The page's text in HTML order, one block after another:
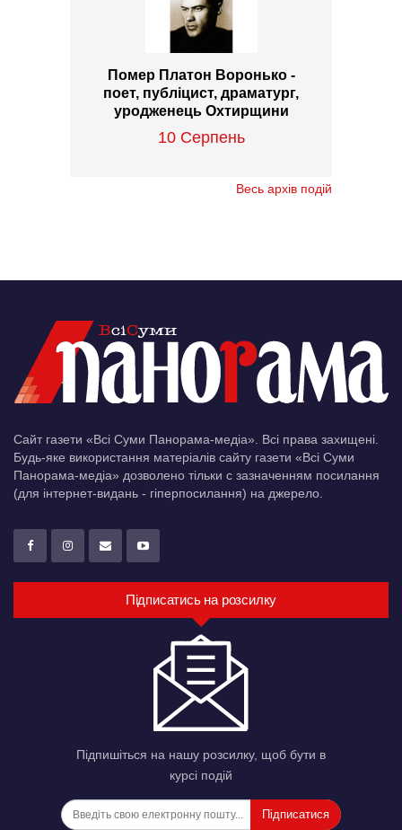
Помер Платон Воронько -
поет, публіцист, драматург,
уродженець Охтирщини
10 Серпень
Весь архів подій
Сайт газети «Всі Суми Панорама-медіа». Всі права захищені.
Будь-яке використання матеріалів сайту газети «Всі Суми
Панорама-медіа» дозволено тільки c зазначенням посилання
(для інтернет-видань - гіперпосилання) на джерело.
Підписатись на розсилку
Підпишіться на нашу розсилку, щоб бути в
курсі подій
Підписатися